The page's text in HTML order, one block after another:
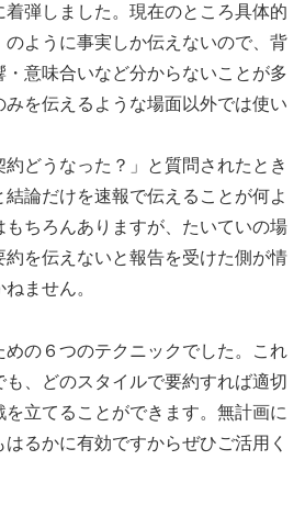
弾しました。現在のところ具体的
のように事実しか伝えないので、背
意味合いなど分からないことが多
みを伝えるような場面以外では使い
どうなった？」と質問されたとき
論だけを速報で伝えることが何よ
もちろんありますが、たいていの場
を伝えないと報告を受けた側が情
ません。
の６つのテクニックでした。これ
も、どのスタイルで要約すれば適切
立てることができます。無計画に
るかに有効ですからぜひご活用く